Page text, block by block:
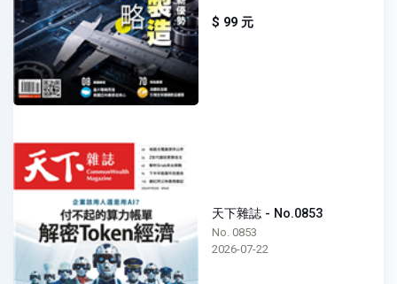
$ 99 元
天下雜誌 - No.0853
No. 0853
2026-07-22